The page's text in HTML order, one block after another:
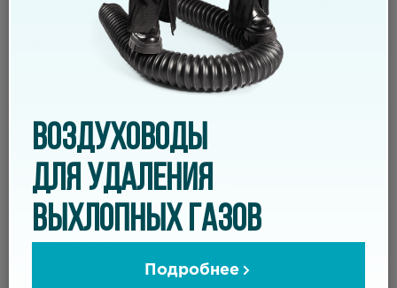
манжета из термостойкого материала на основе
стеклоткани и устройством фиксации на пушке;
защитная внешняя полоса – черного цвета;
спираль – высокоуглеродистая стальная проволока с
антикоррозионным покрытие
Транспортировка теплого воздуха;
Тепловые пушки непрямого нагрева;
Обогрев строительных объектов
ВОЗДУХОВОДЫ
ДЛЯ УДАЛЕНИЯ
ВЫХЛОПНЫХ ГАЗОВ
Подробнее